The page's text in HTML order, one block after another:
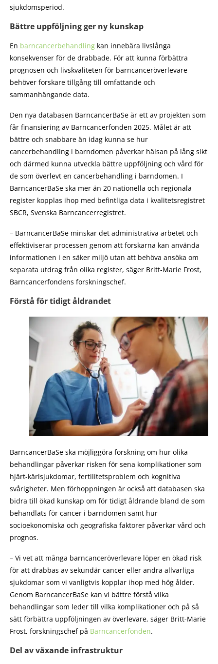
sjukdomsperiod.
Bättre uppföljning ger ny kunskap
En barncancerbehandling kan innebära livslånga
konsekvenser för de drabbade. För att kunna förbättra
prognosen och livskvaliteten för barncanceröverlevare
behöver forskare tillgång till omfattande och
sammanhängande data.
Den nya databasen BarncancerBaSe är ett av projekten som
får finansiering av Barncancerfonden 2025. Målet är att
bättre och snabbare än idag kunna se hur
cancerbehandling i barndomen påverkar hälsan på lång sikt
och därmed kunna utveckla bättre uppföljning och vård för
de som överlevt en cancerbehandling i barndomen. I
BarncancerBaSe ska mer än 20 nationella och regionala
register kopplas ihop med befintliga data i kvalitetsregistret
SBCR, Svenska Barncancerregistret.
– BarncancerBaSe minskar det administrativa arbetet och
effektiviserar processen genom att forskarna kan använda
informationen i en säker miljö utan att behöva ansöka om
separata utdrag från olika register, säger Britt-Marie Frost,
Barncancerfondens forskningschef.
Förstå för tidigt åldrandet
BarncancerBaSe ska möjliggöra forskning om hur olika
behandlingar påverkar risken för sena komplikationer som
hjärt-kärlsjukdomar, fertilitetsproblem och kognitiva
svårigheter. Men förhoppningen är också att databasen ska
bidra till ökad kunskap om för tidigt åldrande bland de som
behandlats för cancer i barndomen samt hur
socioekonomiska och geografiska faktorer påverkar vård och
prognos.
– Vi vet att många barncanceröverlevare löper en ökad risk
för att drabbas av sekundär cancer eller andra allvarliga
sjukdomar som vi vanligtvis kopplar ihop med hög ålder.
Genom BarncancerBaSe kan vi bättre förstå vilka
behandlingar som leder till vilka komplikationer och på så
sätt förbättra uppföljningen av överlevare, säger Britt-Marie
Frost, forskningschef på Barncancerfonden.
Del av växande infrastruktur